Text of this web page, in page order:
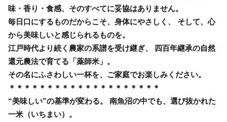
味・香り・食感、そのすべてに妥協はありません。
毎日口にするものだからこそ、身体にやさしく、 そして、心
から美味しいと感じられるものを。
江戸時代より続く農家の系譜を受け継ぎ、 四百年継承の自然
還元農法で育てる「薬師米」。
その名にふさわしい一杯を、ご家庭でお楽しみください。
＊＊＊＊＊＊＊＊＊＊＊＊＊＊＊＊＊＊＊＊
“美味しい”の基準が変わる。 南魚沼の中でも、選び抜かれた
一米（いちまい）。